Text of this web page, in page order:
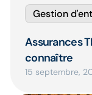
Gestion
15 septembre,
Assurances
connaître